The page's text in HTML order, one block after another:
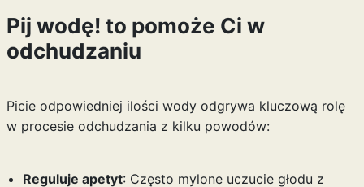
Pij wodę! to pomoże Ci w
odchudzaniu
Picie odpowiedniej ilości wody odgrywa kluczową rolę
w procesie odchudzania z kilku powodów:
Reguluje apetyt: Często mylone uczucie głodu z